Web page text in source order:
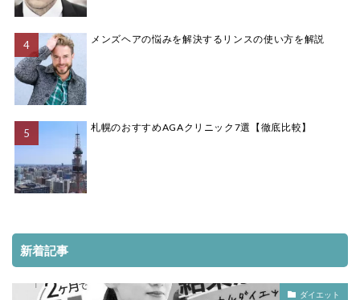
メンズヘアの悩みを解決するリンスの使い方を解説
札幌のおすすめAGAクリニック7選【徹底比較】
新着記事
ダイエット